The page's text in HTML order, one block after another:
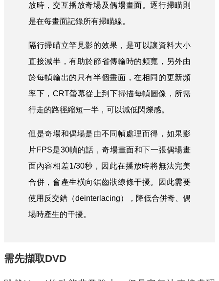
放時，交互播放奇場及偶場畫面。逐行掃瞄則
是在每畫面記錄所有掃瞄線。
隔行掃瞄立竿見影的效果，是可以讓資料大小
直接減半，有助於節省傳輸時的頻寬，另外由
於每幀輸出的只有半個畫面，在相同的更新頻
率下，CRT螢幕從上到下掃描每幀圖像，所需
行走的路徑縮短一半，可以減低閃爍感。
但是奇場和偶場是由不同幀處理而得，如果影
片FPS是30幀的話，奇場畫面和下一張偶場畫
面內容相差1/30秒，因此在播放時將無法完美
合併，會產生橫向鋸齒狀線條干擾。因此需要
使用反交錯（deinterlacing），降低合併奇、偶
場時產生的干擾。
需先擷取DVD